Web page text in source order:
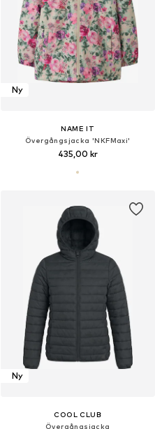
Ny
NAME IT
Övergångsjacka 'NKFMaxi'
435,00 kr
Ny
COOL CLUB
Övergångsjacka